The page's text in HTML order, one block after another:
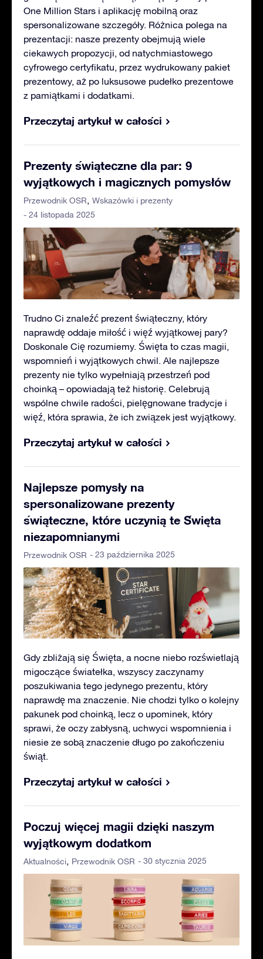
One Million Stars i aplikację mobilną oraz
spersonalizowane szczegóły. Różnica polega na
prezentacji: nasze prezenty obejmują wiele
ciekawych propozycji, od natychmiastowego
cyfrowego certyfikatu, przez wydrukowany pakiet
prezentowy, aż po luksusowe pudełko prezentowe
z pamiątkami i dodatkami.
Przeczytaj artykuł w całości
Prezenty świąteczne dla par: 9
wyjątkowych i magicznych pomysłów
Przewodnik OSR
Wskazówki i prezenty
- 24 listopada 2025
Trudno Ci znaleźć prezent świąteczny, który
naprawdę oddaje miłość i więź wyjątkowej pary?
Doskonale Cię rozumiemy. Święta to czas magii,
wspomnień i wyjątkowych chwil. Ale najlepsze
prezenty nie tylko wypełniają przestrzeń pod
choinką – opowiadają też historię. Celebrują
wspólne chwile radości, pielęgnowane tradycje i
więź, która sprawia, że ich związek jest wyjątkowy.
Przeczytaj artykuł w całości
Najlepsze pomysły na
spersonalizowane prezenty
świąteczne, które uczynią te Święta
niezapomnianymi
Przewodnik OSR - 23 października 2025
Gdy zbliżają się Święta, a nocne niebo rozświetlają
migoczące światełka, wszyscy zaczynamy
poszukiwania tego jedynego prezentu, który
naprawdę ma znaczenie. Nie chodzi tylko o kolejny
pakunek pod choinką, lecz o upominek, który
sprawi, że oczy zabłysną, uchwyci wspomnienia i
niesie ze sobą znaczenie długo po zakończeniu
świąt.
Przeczytaj artykuł w całości
Poczuj więcej magii dzięki naszym
wyjątkowym dodatkom
Aktualności Przewodnik OSR - 30 stycznia 2025